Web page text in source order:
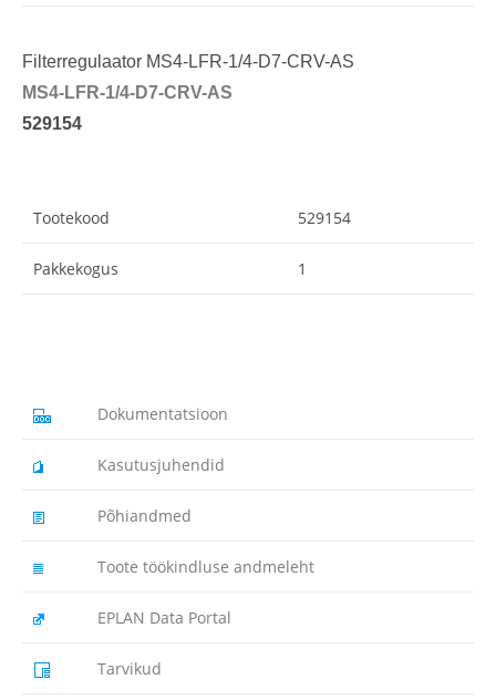
Filterregulaator MS4-LFR-1/4-D7-CRV-AS
MS4-LFR-1/4-D7-CRV-AS
529154
Tootekood 529154
Pakkekogus 1
Dokumentatsioon
Kasutusjuhendid
Põhiandmed
Toote töökindluse andmeleht
EPLAN Data Portal
Tarvikud